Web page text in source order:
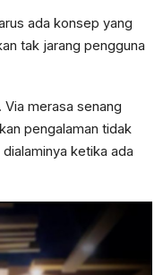
ada konsep yang
tak jarang pengguna
Via merasa senang
pengalaman tidak
ketika ada